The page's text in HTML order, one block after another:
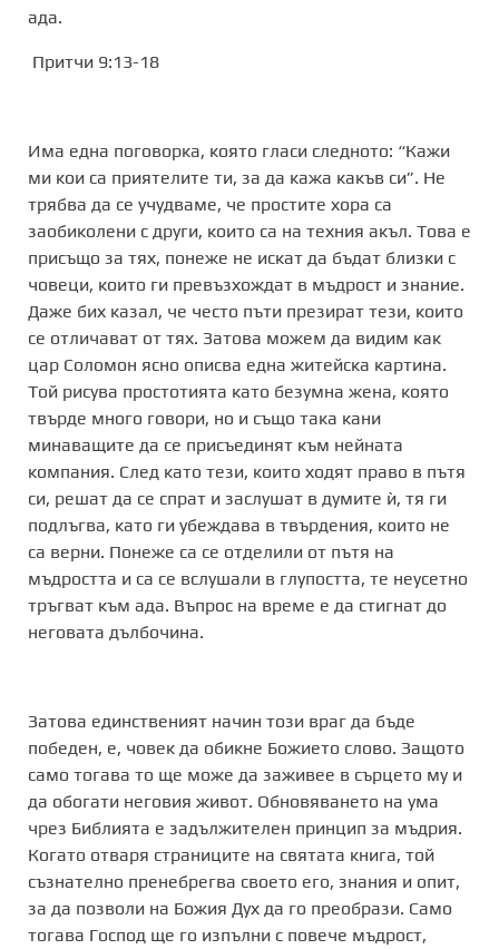
ада.
Притчи 9:13-18
Има една поговорка, която гласи следното: “Кажи
ми кои са приятелите ти, за да кажа какъв си”. Не
трябва да се учудваме, че простите хора са
заобиколени с други, които са на техния акъл. Това е
присъщо за тях, понеже не искат да бъдат близки с
човеци, които ги превъзхождат в мъдрост и знание.
Даже бих казал, че често пъти презират тези, които
се отличават от тях. Затова можем да видим как
цар Соломон ясно описва една житейска картина.
Той рисува простотията като безумна жена, която
твърде много говори, но и също така кани
минаващите да се присъединят към нейната
компания. След като тези, които ходят право в пътя
си, решат да се спрат и заслушат в думите ѝ, тя ги
подлъгва, като ги убеждава в твърдения, които не
са верни. Понеже са се отделили от пътя на
мъдростта и са се вслушали в глупостта, те неусетно
тръгват към ада. Въпрос на време е да стигнат до
неговата дълбочина.
Затова единственият начин този враг да бъде
победен, е, човек да обикне Божието слово. Защото
само тогава то ще може да заживее в сърцето му и
да обогати неговия живот. Обновяването на ума
чрез Библията е задължителен принцип за мъдрия.
Когато отваря страниците на святата книга, той
съзнателно пренебрегва своето его, знания и опит,
за да позволи на Божия Дух да го преобрази. Само
тогава Господ ще го изпълни с повече мъдрост,